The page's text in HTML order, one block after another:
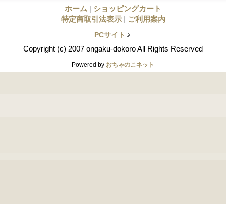
ホーム | ショッピングカート
特定商取引法表示 | ご利用案内
PCサイト
Copyright (c) 2007 ongaku-dokoro All Rights Reserved
Powered by おちゃのこネット